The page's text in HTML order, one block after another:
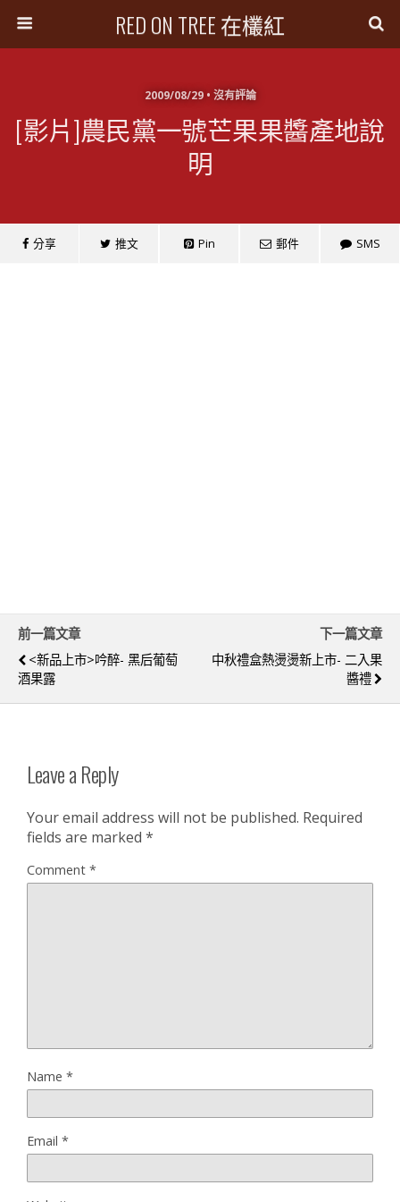
RED ON TREE 在欉紅
2009/08/29 • 沒有評論
[影片]農民黨一號芒果果醬產地說
明
分享 推文 Pin 郵件 SMS
前一篇文章
<新品上市>吟醉- 黑后葡萄
酒果露
下一篇文章
中秋禮盒熱燙燙新上市- 二入果
醬禮
Leave a Reply
Your email address will not be published. Required
fields are marked *
Comment *
Name *
Email *